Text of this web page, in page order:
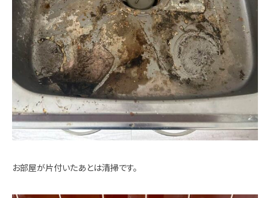
お部屋が片付いたあとは清掃です。